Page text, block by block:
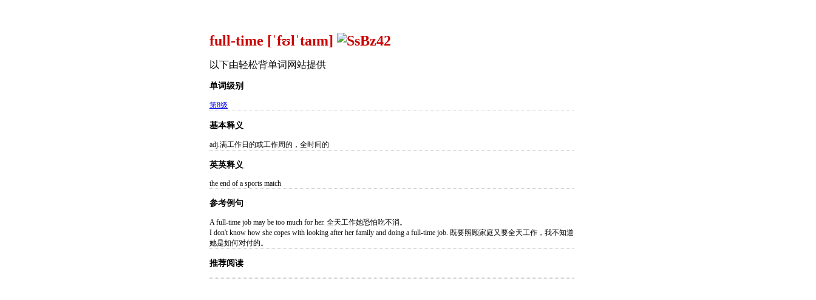
full-time [ˈfʊlˈtaɪm]
以下由轻松背单词网站提供
单词级别
第8级
基本释义
adj.满工作日的或工作周的，全时间的
英英释义
the end of a sports match
参考例句
A full-time job may be too much for her. 全天工作她恐怕吃不消。
I don't know how she copes with looking after her family and doing a full-time job. 既要照顾家庭又要全天工作，我不知道
她是如何对付的。
推荐阅读